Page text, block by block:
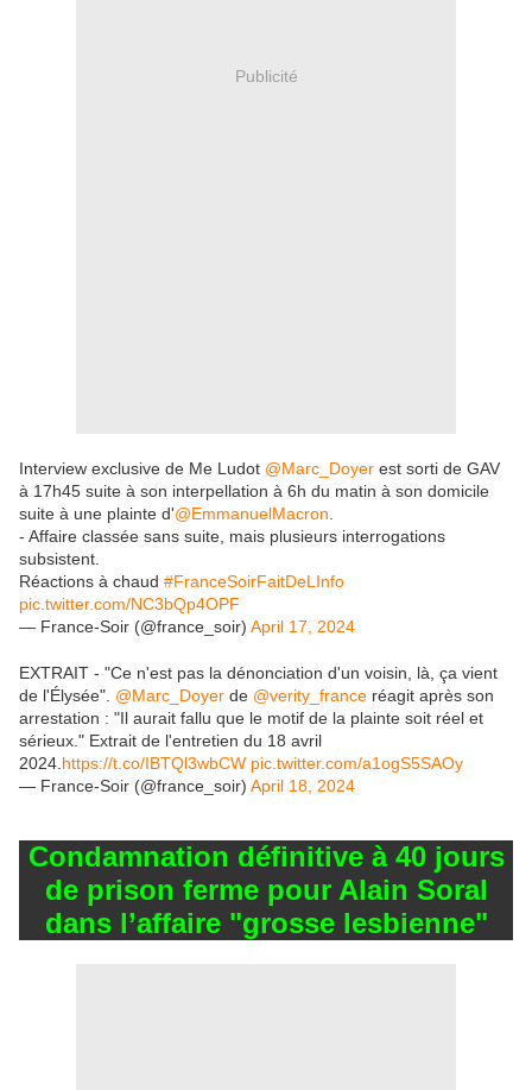
Publicité
Interview exclusive de Me Ludot @Marc_Doyer est sorti de GAV
à 17h45 suite à son interpellation à 6h du matin à son domicile
suite à une plainte d'@EmmanuelMacron
- Affaire classée sans suite, mais plusieurs interrogations
subsistent.
Réactions à chaud #FranceSoirFaitDeLInfo
pic.twitter.com/NC3bQp4OPF
— France-Soir (@france_soir) April 17, 2024
EXTRAIT - "Ce n'est pas la dénonciation d'un voisin, là, ça vient
de l'Élysée". @Marc_Doyer de @verity_france réagit après son
arrestation : "Il aurait fallu que le motif de la plainte soit réel et
sérieux." Extrait de l'entretien du 18 avril
2024. https://t.co/IBTQl3wbCW pic.twitter.com/a1ogS5SAOy
— France-Soir (@france_soir) April 18, 2024
Condamnation définitive à 40 jours
de prison ferme pour Alain Soral
dans l’affaire "grosse lesbienne"